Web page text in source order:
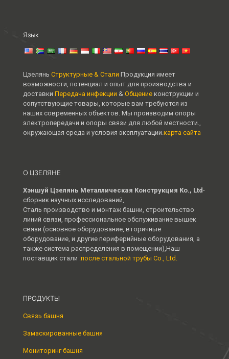
Язык
Цзелянь Структурные & Стали Продукция имеет
возможности, потенциал и опыт для производства и
доставки Передача инфекции & Общение конструкции и
сопутствующие товары, которые вам требуются из
наших современных объектов. Мы производим опоры
электропередачи и опоры связи для любой местности.,
окружающая среда и условия эксплуатации.карта сайта
О ЦЗЕЛЯНЕ
Хэншуй Цзелянь Металлическая Конструкция Ко., Ltd-
сборник научных исследований,
Сталь производство и монтаж башни, строительство
линий связи, профессиональное обслуживание вышек
связи (основное оборудование, вторичные
оборудование, и другие периферийные оборудования, а
также система распределения в помещении),Наш
поставщик стали :после стальной трубы Co., Ltd.
ПРОДУКТЫ
Связь башня
Замаскированные башня
Мониторинг башня